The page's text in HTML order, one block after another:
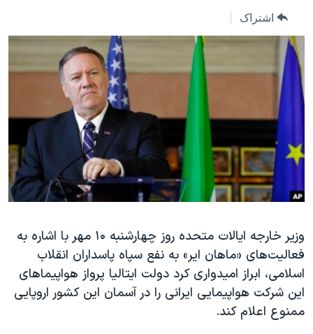
جهش
به
جستجو
ورزشی
گزیده‌ها
ویژه برنامه‌ها
ویدیوها
فرهنگ و زندگی
اقتصادی
علم و فناوری
گالری عکس
آرشیو پخش زنده
جام جهانی ۲۰۲۶
عملیات خشم حماسی
۲۵۰سالگی آمریکا
بایگانی برنامه‌های تلویزیونی
مستندها
حمله جمهوری اسلامی به اسرائیل
رمز مهسا
اعتراضات زن، زندگی، آزادی
مجموعه مستندهای دادخواهی
تریبونال مردمی آبان ۹۸
دادگاه حمید نوری
فرکانس‌های صدای آمریکا
پخش رادیویی
یادگیری زبان انگلیسی
دنبال کنید
زبانهای مختلف
اشتراک
وزیر خارجه ایالات متحده روز چهارشنبه ۱۰ مهر با اشاره به
فعالیت‌های «ماهان ایر» به نفع سپاه پاسداران انقلاب
اسلامی، ابراز امیدواری کرد دولت ایتالیا پرواز هواپیماهای
این شرکت هواپیمایی ایرانی را در آسمان این کشور اروپایی
ممنوع اعلام کند.